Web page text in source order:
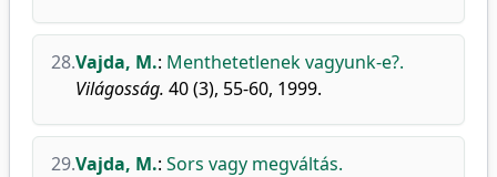
28.Vajda, M.: Menthetetlenek vagyunk-e?.
Világosság. 40 (3), 55-60, 1999.
29.Vajda, M.: Sors vagy megváltás.